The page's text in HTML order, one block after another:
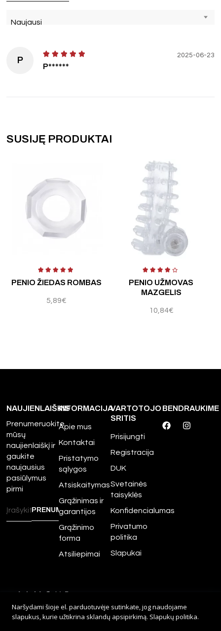
Naujausi
P
P******
2025-06-23
SUSIJĘ PRODUKTAI
PENIO ŽIEDAS ROMBAS
5,89€
PENIO UŽMOVAS
MAZGELIS
10,84€
Įvertinimas:3.00 Įvertinimas:5.00
NAUJIENLAIŠKIS
Prenumeruokite
mūsų
naujienlaiškį ir
gaukite
naujausius
pasiūlymus
pirmi
INFORMACIJA
Apie mus
Kontaktai
Pristatymo
sąlygos
Atsiskaitymas
Grąžinimas ir
garantijos
Grąžinimo
forma
Atsiliepimai
VARTOTOJO
SRITIS
Prisijungti
Registracija
DUK
Svetainės
taisyklės
Konfidencialumas
Privatumo
politika
Slapukai
BENDRAUKIME
teisės saugomos.
Sprendimas:Adveits
Naršydami šioje el. parduotuvėje sutinkate, jog naudojame
slapukus, kurie užtikrina sklandų apsipirkimą. Slapukų politika.